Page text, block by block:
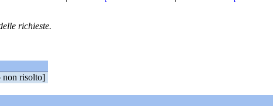
richieste.
non risolto]